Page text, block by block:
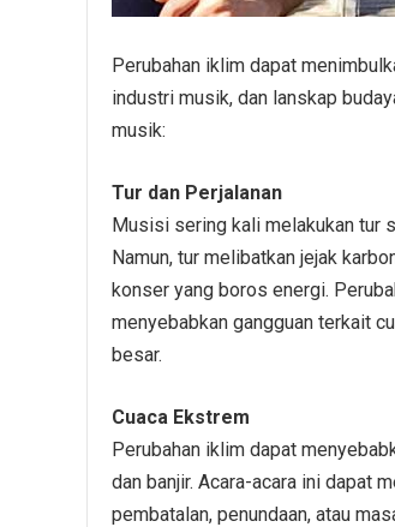
Perubahan iklim dapat
industri musik, dan lanskap
musik:
Tur dan Perjalanan
Musisi sering kali melakukan tur
Namun, tur melibatkan jejak
konser yang boros energi.
menyebabkan gangguan terkait
besar.
Cuaca Ekstrem
Perubahan iklim dapat
dan banjir. Acara-acara ini dapat
pembatalan, penundaan, atau